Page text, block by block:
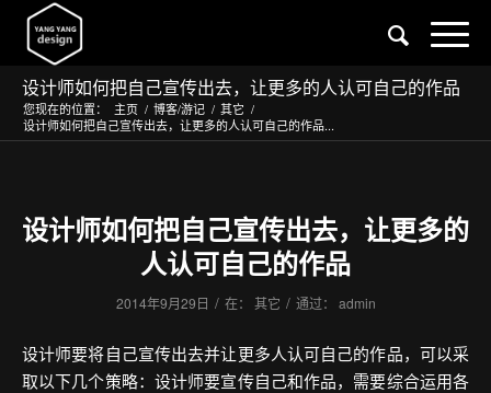
设计师如何把自己宣传出去，让更多的人认可自己的作品
您现在的位置： 主页 / 博客/游记 / 其它 /
设计师如何把自己宣传出去，让更多的人认可自己的作品...
设计师如何把自己宣传出去，让更多的
人认可自己的作品
2014年9月29日 / 在： 其它 / 通过： admin
设计师要将自己宣传出去并让更多人认可自己的作品，可以采
取以下几个策略：设计师要宣传自己和作品，需要综合运用各